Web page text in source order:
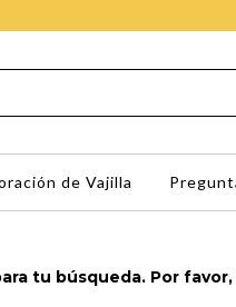
de Vajilla
tu búsqueda. Por